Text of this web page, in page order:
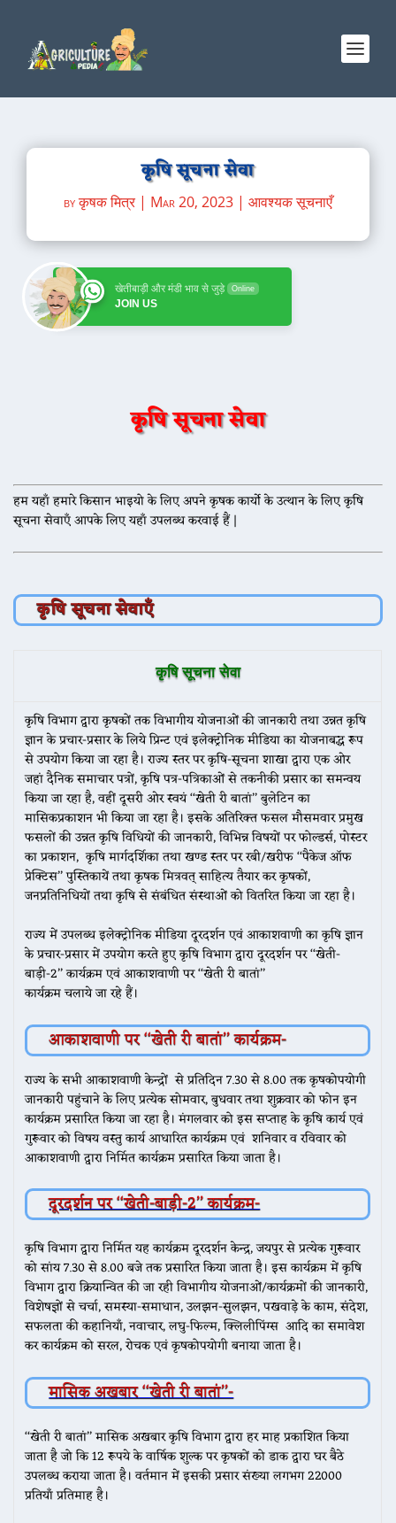
कृषि सूचना सेवा
byकृषक मित्र | Mar 20, 2023 | आवश्यक सूचनाएँ
खेतीबाड़ी और मंडी भाव से जुड़े Online
JOIN US
कृषि सूचना सेवा
हम यहाँ हमारे किसान भाइयो के लिए अपने कृषक कार्यो के उत्थान के लिए कृषि
सूचना सेवाएँ आपके लिए यहाँ उपलब्ध करवाई हैं |
कृषि सूचना सेवाएँ
कृषि सूचना सेवा
कृषि विभाग द्वारा कृषकों तक विभागीय योजनाओं की जानकारी तथा उन्नत कृषि
ज्ञान के प्रचार-प्रसार के लिये प्रिन्ट एवं इलेक्ट्रोनिक मीडिया का योजनाबद्ध रूप
से उपयोग किया जा रहा है। राज्य स्तर पर कृषि-सूचना शाखा द्वारा एक ओर
जहां दैनिक समाचार पत्रों, कृषि पत्र-पत्रिकाओं से तकनीकी प्रसार का समन्वय
किया जा रहा है, वहीं दूसरी ओर स्वयं ‘‘खेती री बातां’’ बुलेटिन का
मासिकप्रकाशन भी किया जा रहा है। इसके अतिरिक्त फसल मौसमवार प्रमुख
फसलों की उन्नत कृषि विधियों की जानकारी, विभिन्न विषयों पर फोल्डर्स, पोस्टर
का प्रकाशन, कृषि मार्गदर्शिका तथा खण्ड स्तर पर रबी/खरीफ ‘‘पैकेज ऑफ
प्रेक्टिस’’ पुस्तिकायें तथा कृषक मित्रवत् साहित्य तैयार कर कृषकों,
जनप्रतिनिधियों तथा कृषि से संबंधित संस्थाओं को वितरित किया जा रहा है।
राज्य में उपलब्ध इलेक्ट्रोनिक मीडिया दूरदर्शन एवं आकाशवाणी का कृषि ज्ञान
के प्रचार-प्रसार में उपयोग करते हुए कृषि विभाग द्वारा दूरदर्शन पर ‘‘खेती-
बाड़ी-2’’ कार्यक्रम एवं आकाशवाणी पर ‘‘खेती री बातां’’
कार्यक्रम चलाये जा रहे हैं।
आकाशवाणी पर ‘‘खेती री बातां’’ कार्यक्रम-
राज्य के सभी आकाशवाणी केन्‍द्रों से प्रतिदिन 7.30 से 8.00 तक कृषकोपयोगी
जानकारी पहुंचाने के लिए प्रत्येक सोमवार, बुधवार तथा शुक्रवार को फोन इन
कार्यक्रम प्रसारित किया जा रहा है। मंगलवार को इस सप्‍ताह के कृषि कार्य एवं
गुरूवार को विषय वस्‍तु कार्य आधारित कार्यक्रम एवं शनिवार व रविवार को
आकाशवाणी द्वारा निर्मित कार्यक्रम प्रसारित किया जाता है।
दूरदर्शन पर ‘‘खेती-बाड़ी-2’’ कार्यक्रम-
कृषि विभाग द्वारा निर्मित यह कार्यक्रम दूरदर्शन केन्द्र, जयपुर से प्रत्येक गुरूवार
को सांय 7.30 से 8.00 बजे तक प्रसारित किया जाता है। इस कार्यक्रम में कृषि
विभाग द्वारा क्रियान्वित की जा रही विभागीय योजनाओं/कार्यक्रमों की जानकारी,
विशेषज्ञों से चर्चा, समस्या-समाधान, उलझन-सुलझन, पखवाड़े के काम, संदेश,
सफलता की कहानियाँ, नवाचार, लघु-फिल्म, क्लिलीपिंग्‍स आदि का समावेश
कर कार्यक्रम को सरल, रोचक एवं कृषकोपयोगी बनाया जाता है।
मासिक अखबार ‘‘खेती री बातां’’-
‘‘खेती री बातां’’ मासिक अखबार कृषि विभाग द्वारा हर माह प्रकाशित किया
जाता है जो कि 12 रूपये के वार्षिक शुल्क पर कृषकों को डाक द्वारा घर बैठे
उपलब्ध कराया जाता है। वर्तमान में इसकी प्रसार संख्या लगभग 22000
प्रतियाँ प्रतिमाह है।